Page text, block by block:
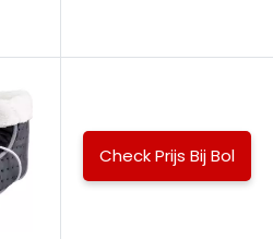
Check Prijs Bij Bol